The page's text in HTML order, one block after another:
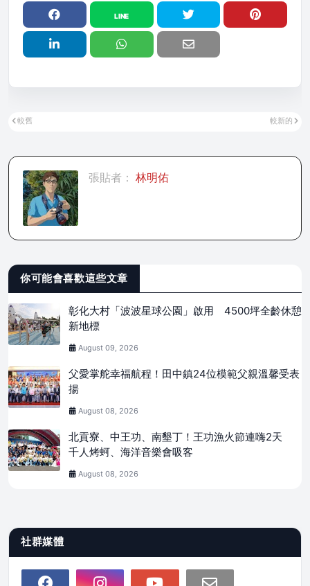
較新的
較舊
張貼者： 林明佑
你可能會喜歡這些文章
彰化大村「波波星球公園」啟用 4500坪全齡休憩
新地標
August 09, 2026
父愛掌舵幸福航程！田中鎮24位模範父親溫馨受表
揚
August 08, 2026
北貢寮、中王功、南墾丁！王功漁火節連嗨2天
千人烤蚵、海洋音樂會吸客
August 08, 2026
社群媒體